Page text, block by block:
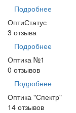
Подробнее
ОптиСтатус
3 отзыва
Подробнее
Оптика №1
0 отзывов
Подробнее
Оптика "Спектр"
14 отзывов